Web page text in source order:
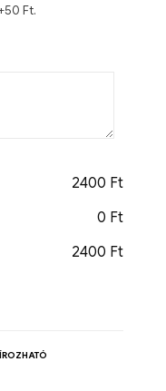
Ft.
2400 Ft
0 Ft
2400 Ft